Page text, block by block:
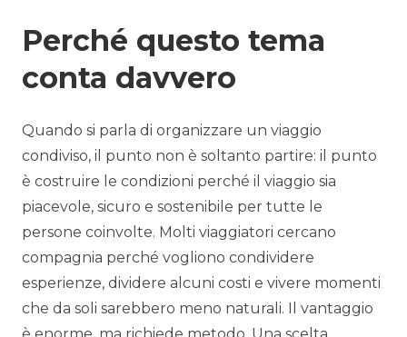
Perché questo tema
conta davvero
Quando si parla di organizzare un viaggio
condiviso, il punto non è soltanto partire: il punto
è costruire le condizioni perché il viaggio sia
piacevole, sicuro e sostenibile per tutte le
persone coinvolte. Molti viaggiatori cercano
compagnia perché vogliono condividere
esperienze, dividere alcuni costi e vivere momenti
che da soli sarebbero meno naturali. Il vantaggio